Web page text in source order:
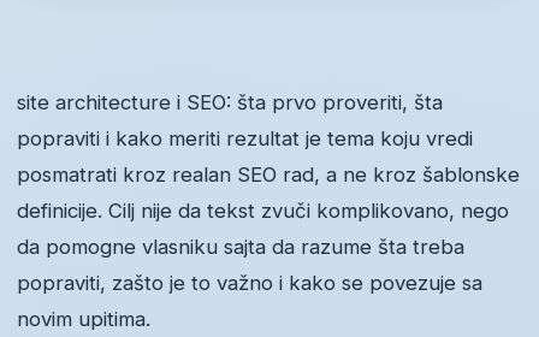
site architecture i SEO: šta prvo proveriti, šta
popraviti i kako meriti rezultat je tema koju vredi
posmatrati kroz realan SEO rad, a ne kroz šablonske
definicije. Cilj nije da tekst zvuči komplikovano, nego
da pomogne vlasniku sajta da razume šta treba
popraviti, zašto je to važno i kako se povezuje sa
novim upitima.